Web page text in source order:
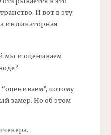
И вот в эту
индикаторная
мы и оцениваем
потому
замер. Но об этом